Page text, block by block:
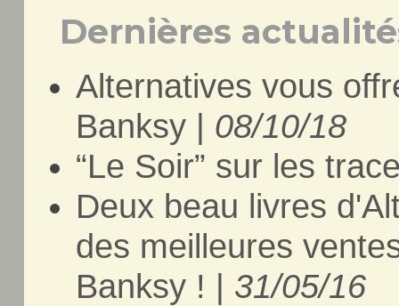
Dernières
Alternatives vous
Banksy | 08/10/18
“Le Soir” sur les
Deux beau livres
des meilleures
Banksy ! | 31/05/16